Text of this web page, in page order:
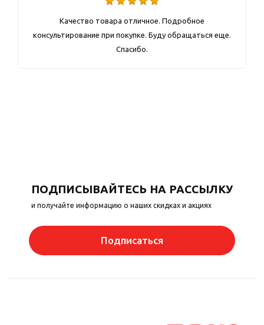
Качество товара отличное. Подробное
консультирование при покупке. Буду обращаться еще.
Спасибо.
ПОДПИСЫВАЙТЕСЬ НА РАССЫЛКУ
и получайте информацию о наших скидках и акциях
Подписаться